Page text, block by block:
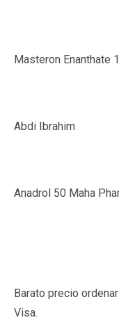
Masteron Enanthate
Abdi Ibrahim
Anadrol 50 Maha
Barato precio
Visa.